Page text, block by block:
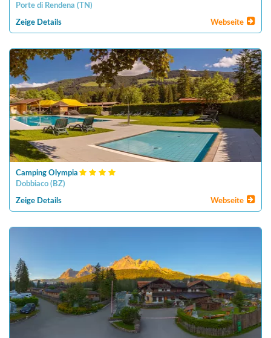
Porte di Rendena (TN)
Zeige Details Webseite
Camping Olympia
Dobbiaco ( BZ)
Zeige Details Webseite